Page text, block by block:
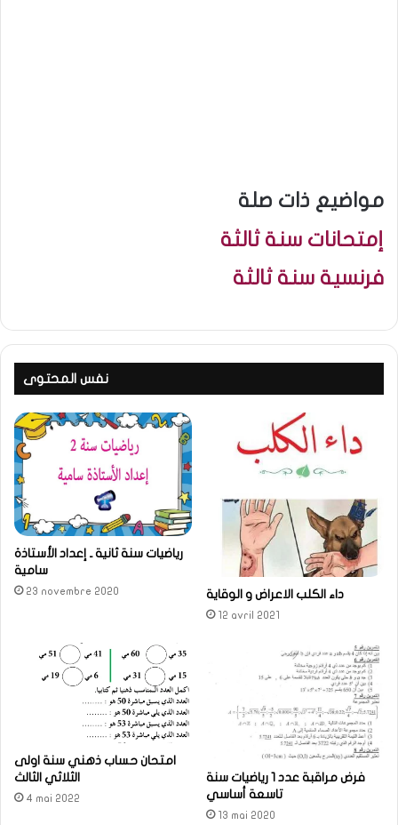
مواضيع ذات صلة
إمتحانات سنة ثالثة
فرنسية سنة ثالثة
نفس المحتوى
رياضيات سنة ثانية ـ إعداد الأستاذة
سامية
23 novembre 2020 داء الكلب الاعراض و الوقاية
12 avril 2021
امتحان حساب ذهني سنة اولى
الثلاثي الثالث
4 mai 2022
فرض مراقبة عدد 1 رياضيات سنة
تاسعة أساسي
13 mai 2020